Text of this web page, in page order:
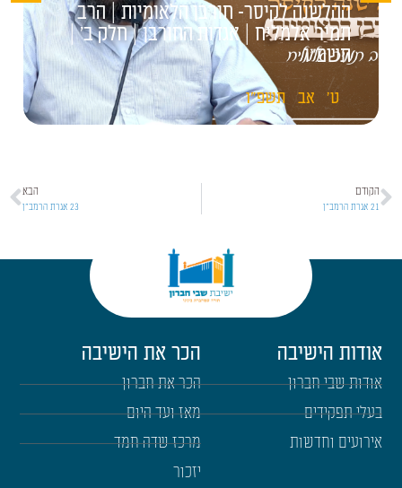
ההלשנה לקיסר- חורבן הלאומיות | הרב
תמיר אלמליח | אגדות החורבן | חלק ב' |
תשפ"ו
ט' אב תשפ"ו
הקודם
21 אגרת הרמב"ן
הבא
23 אגרת הרמב"ן
אודות הישיבה
אודות שבי חברון
בעלי תפקידים
אירועים וחדשות
הכר את הישיבה
הכר את חברון
מאז ועד היום
מרכז שדה חמד
יזכור